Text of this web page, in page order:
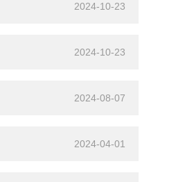
2024-10-23
2024-10-23
2024-08-07
2024-04-01